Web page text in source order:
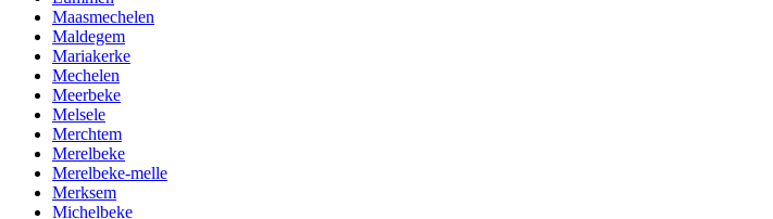
Maasmechelen
Maldegem
Mariakerke
Mechelen
Meerbeke
Melsele
Merchtem
Merelbeke
Merelbeke-melle
Merksem
Michelbeke